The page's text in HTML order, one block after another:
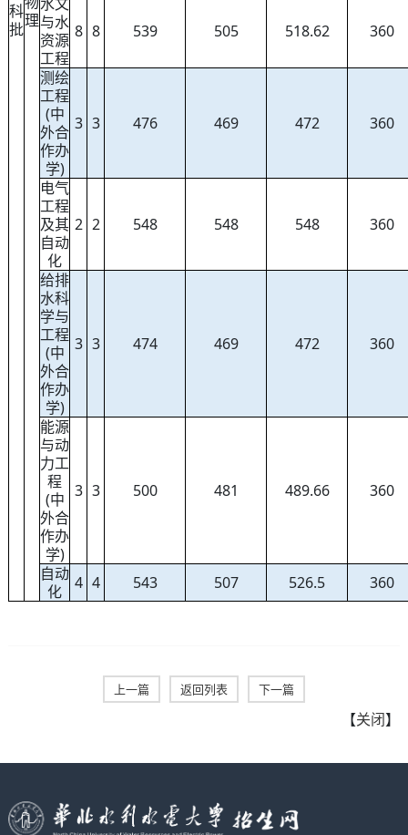
科
批理与水
资源
工程
8 8 539 505 518.62 360
测绘
工程
(中
外合
作办
学)
3 3 476 469 472 360
电气
工程
及其
自动
化
2 2 548 548 548 360
给排
水科
学与
工程
(中
外合
作办
学)
3 3 474 469 472 360
能源
与动
力工
程
(中
外合
作办
学)
3 3 500 481 489.66 360
自动
化
4 4 543 507 526.5 360
上一篇 返回列表 下一篇
【关闭】